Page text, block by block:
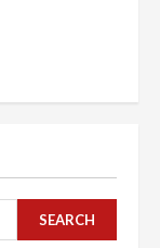
SEARCH